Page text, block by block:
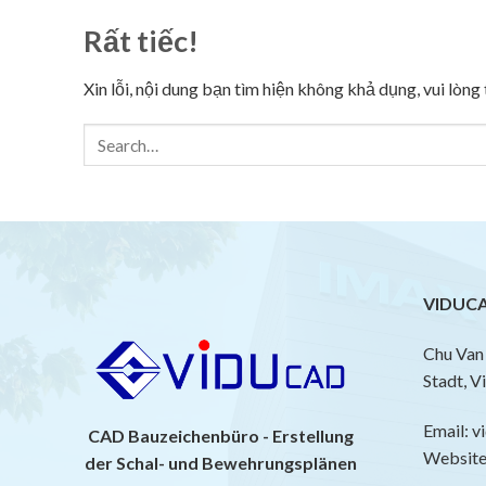
Rất tiếc!
Xin lỗi, nội dung bạn tìm hiện không khả dụng, vui
CAD Bauzeichenbüro - Erstellung
der Schal- und Bewehrungsplänen
Chu
Stadt,
Email: